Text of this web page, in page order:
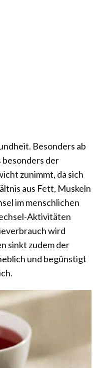
Besonders ab
besonders der
zunimmt, da sich
aus Fett, Muskeln
im menschlichen
Aktivitäten
wird
sinkt zudem der
und begünstigt